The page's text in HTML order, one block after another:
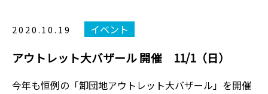
2020.10.19 イベント
アウトレット大バザール 開催 11/1（日）
今年も恒例の「卸団地アウトレット大バザール」を開催